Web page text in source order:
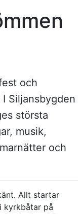
och
Siljansbygden
största
musik,
och
Allt startar
kyrkbåtar på